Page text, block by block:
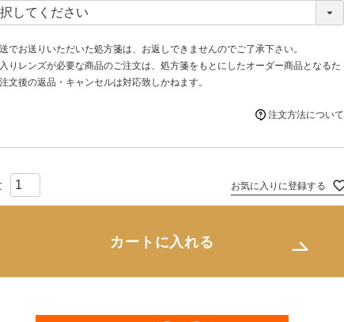
必
須
)
でお送りいただいた処方箋は、お返しできませんのでご了承下さい。
りレンズが必要な商品のご注文は、処方箋をもとにしたオーダー商品となるた
文後の返品・キャンセルは対応致しかねます。
注文方法について
お気に入りに登録する
カートに入れる